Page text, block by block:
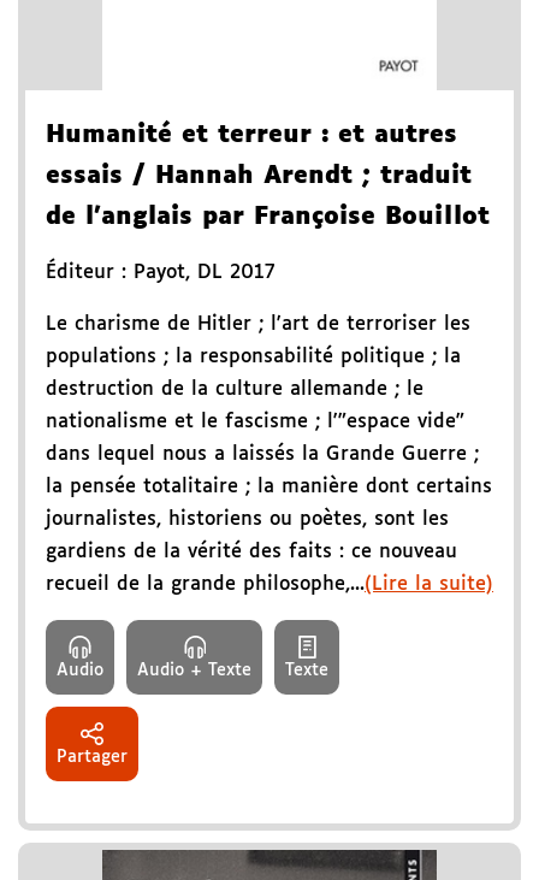
Humanité et terreur : et autres
essais / Hannah Arendt ; traduit
de l'anglais par Françoise Bouillot
Éditeur : Payot, DL 2017
Le charisme de Hitler ; l'art de terroriser les
populations ; la responsabilité politique ; la
destruction de la culture allemande ; le
nationalisme et le fascisme ; l'"espace vide"
dans lequel nous a laissés la Grande Guerre ;
la pensée totalitaire ; la manière dont certains
journalistes, historiens ou poètes, sont les
gardiens de la vérité des faits : ce nouveau
recueil de la grande philosophe,...(Lire la suite)
Audio Audio + Texte Texte
Partager